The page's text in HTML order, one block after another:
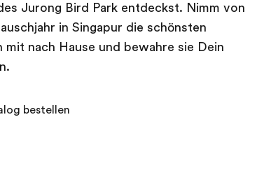
Jurong Bird Park entdeckst. Nimm von
in Singapur die schönsten
mit nach Hause und bewahre sie Dein
bestellen